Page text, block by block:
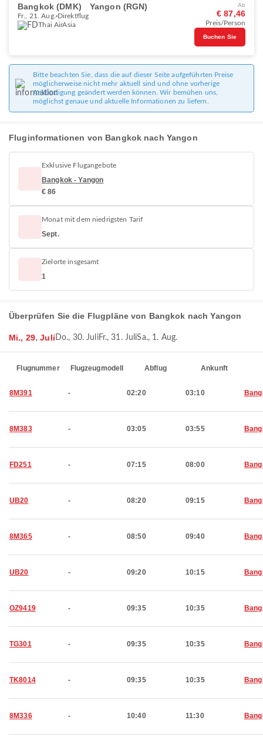
Bangkok (DMK) Yangon (RGN)
Fr., 21. Aug. Direktflug
Thai AirAsia
Ab
€ 87,46
Preis/Person
Buchen Sie
Bitte beachten Sie, dass die auf dieser Seite aufgeführten Preise
möglicherweise nicht mehr aktuell sind und ohne vorherige
Ankündigung geändert werden können. Wir bemühen uns,
möglichst genaue und aktuelle Informationen zu liefern.
Fluginformationen von Bangkok nach Yangon
Exklusive Flugangebote
Bangkok - Yangon
€ 86
Monat mit dem niedrigsten Tarif
Sept.
Zielorte insgesamt
1
Überprüfen Sie die Flugpläne von Bangkok nach Yangon
Mi., 29. Juli Do., 30. JuliFr., 31. JuliSa., 1. Aug.
Flugnummer Flugzeugmodell Abflug Ankunft
8M391 - 02:20 03:10
8M383 - 03:05 03:55
FD251 - 07:15 08:00
UB20 - 08:20 09:15
8M365 - 08:50 09:40
UB20 - 09:20 10:15
OZ9419 - 09:35 10:35
TG301 - 09:35 10:35
TK8014 - 09:35 10:35
8M336 - 10:40 11:30